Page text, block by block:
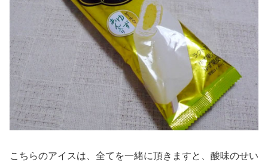
こちらのアイスは、全てを一緒に頂きますと、酸味のせい